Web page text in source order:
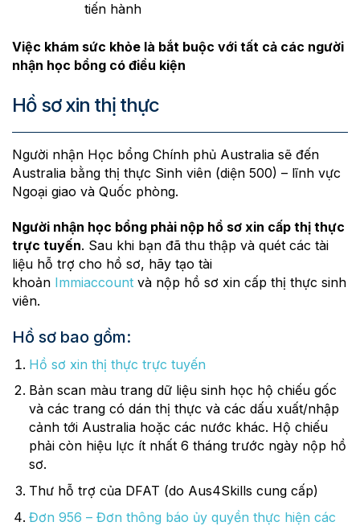
tiến hành
Việc khám sức khỏe là bắt buộc với tất cả các người
nhận học bổng có điều kiện
Hồ sơ xin thị thực
Người nhận Học bổng Chính phủ Australia sẽ đến
Australia bằng thị thực Sinh viên (diện 500) – lĩnh vực
Ngoại giao và Quốc phòng.
Người nhận học bổng phải nộp hồ sơ xin cấp thị thực
trực tuyến. Sau khi bạn đã thu thập và quét các tài
liệu hỗ trợ cho hồ sơ, hãy tạo tài
khoản Immiaccount và nộp hồ sơ xin cấp thị thực sinh
viên.
Hồ sơ bao gồm:
Hồ sơ xin thị thực trực tuyến
Bản scan màu trang dữ liệu sinh học hộ chiếu gốc
và các trang có dán thị thực và các dấu xuất/nhập
cảnh tới Australia hoặc các nước khác. Hộ chiếu
phải còn hiệu lực ít nhất 6 tháng trước ngày nộp hồ
sơ.
Thư hỗ trợ của DFAT (do Aus4Skills cung cấp)
Đơn 956 – Đơn thông báo ủy quyền thực hiện các